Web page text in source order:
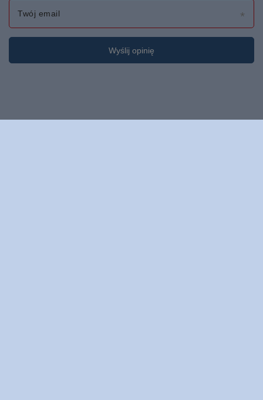
Twój email
Wyślij opinię